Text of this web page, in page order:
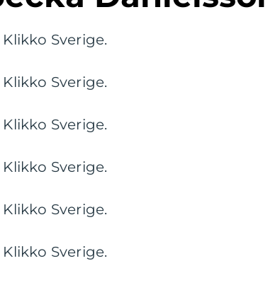
Sverige.
Sverige.
Sverige.
Sverige.
Sverige.
Sverige.